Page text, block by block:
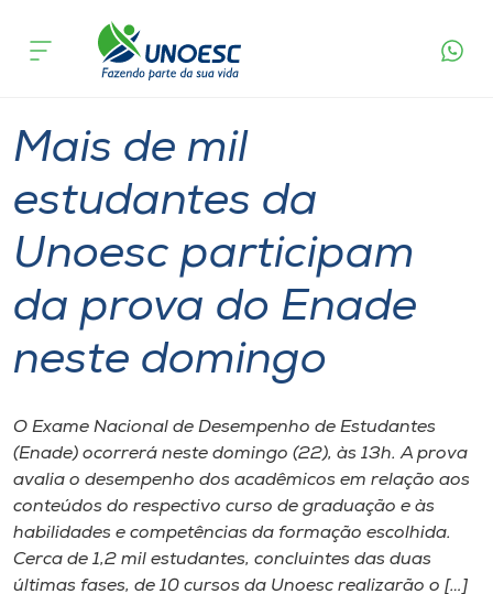
Cursos
Pesquisa
Atendimento ao Estudante
Portal de Ensino
Internacionalização
I.nova
acontece
Mais de mil
estudantes da
Unoesc participam
da prova do Enade
neste domingo
O Exame Nacional de Desempenho de Estudantes
(Enade) ocorrerá neste domingo (22), às 13h. A prova
avalia o desempenho dos acadêmicos em relação aos
conteúdos do respectivo curso de graduação e às
habilidades e competências da formação escolhida.
Cerca de 1,2 mil estudantes, concluintes das duas
últimas fases, de 10 cursos da Unoesc realizarão o […]